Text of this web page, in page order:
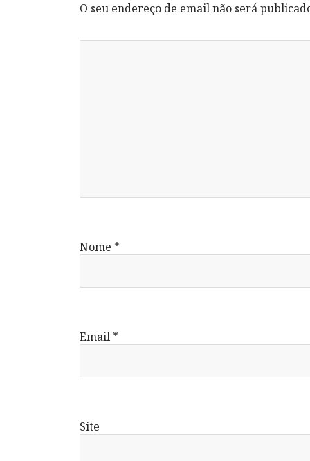
O seu endereço de email não será
Nome *
Email *
Site